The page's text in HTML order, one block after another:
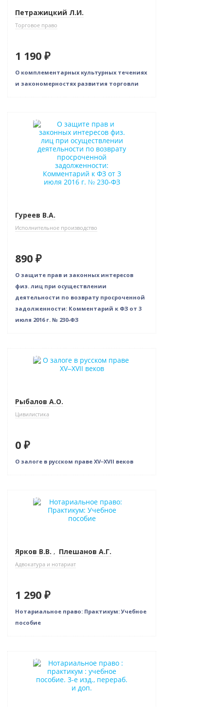
Петражицкий Л.И.
Торговое право
1 190 ₽
О комплементарных культурных течениях
и закономерностях развития торговли
Новинка
Гуреев В.А.
Исполнительное производство
890 ₽
О защите прав и законных интересов
физ. лиц при осуществлении
деятельности по возврату просроченной
задолженности: Комментарий к ФЗ от 3
июля 2016 г. № 230-ФЗ
Новинка
Нет в наличии
Рыбалов А.О.
Цивилистика
0 ₽
О залоге в русском праве XV‒XVII веков
Новинка
Ярков В.В. , Плешанов А.Г.
Адвокатура и нотариат
1 290 ₽
Нотариальное право: Практикум: Учебное
пособие
Новинка